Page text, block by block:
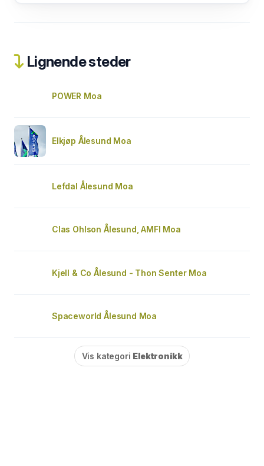
Lignende steder
POWER Moa
Elkjøp Ålesund Moa
Lefdal Ålesund Moa
Clas Ohlson Ålesund, AMFI Moa
Kjell & Co Ålesund - Thon Senter Moa
Spaceworld Ålesund Moa
Vis kategori Elektronikk